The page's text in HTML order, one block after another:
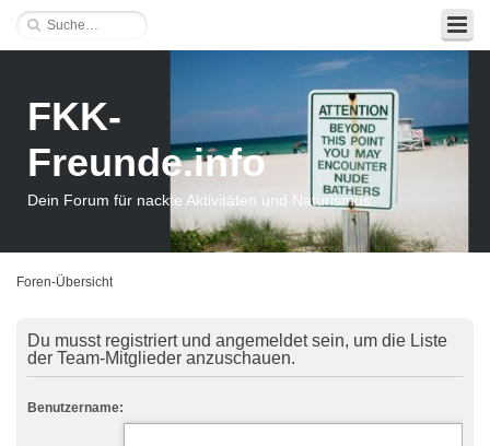
FKK-
Freunde.info
Dein Forum für nackte Aktivitäten und Naturismus
Foren-Übersicht
Du musst registriert und angemeldet sein, um die Liste
der Team-Mitglieder anzuschauen.
Benutzername: